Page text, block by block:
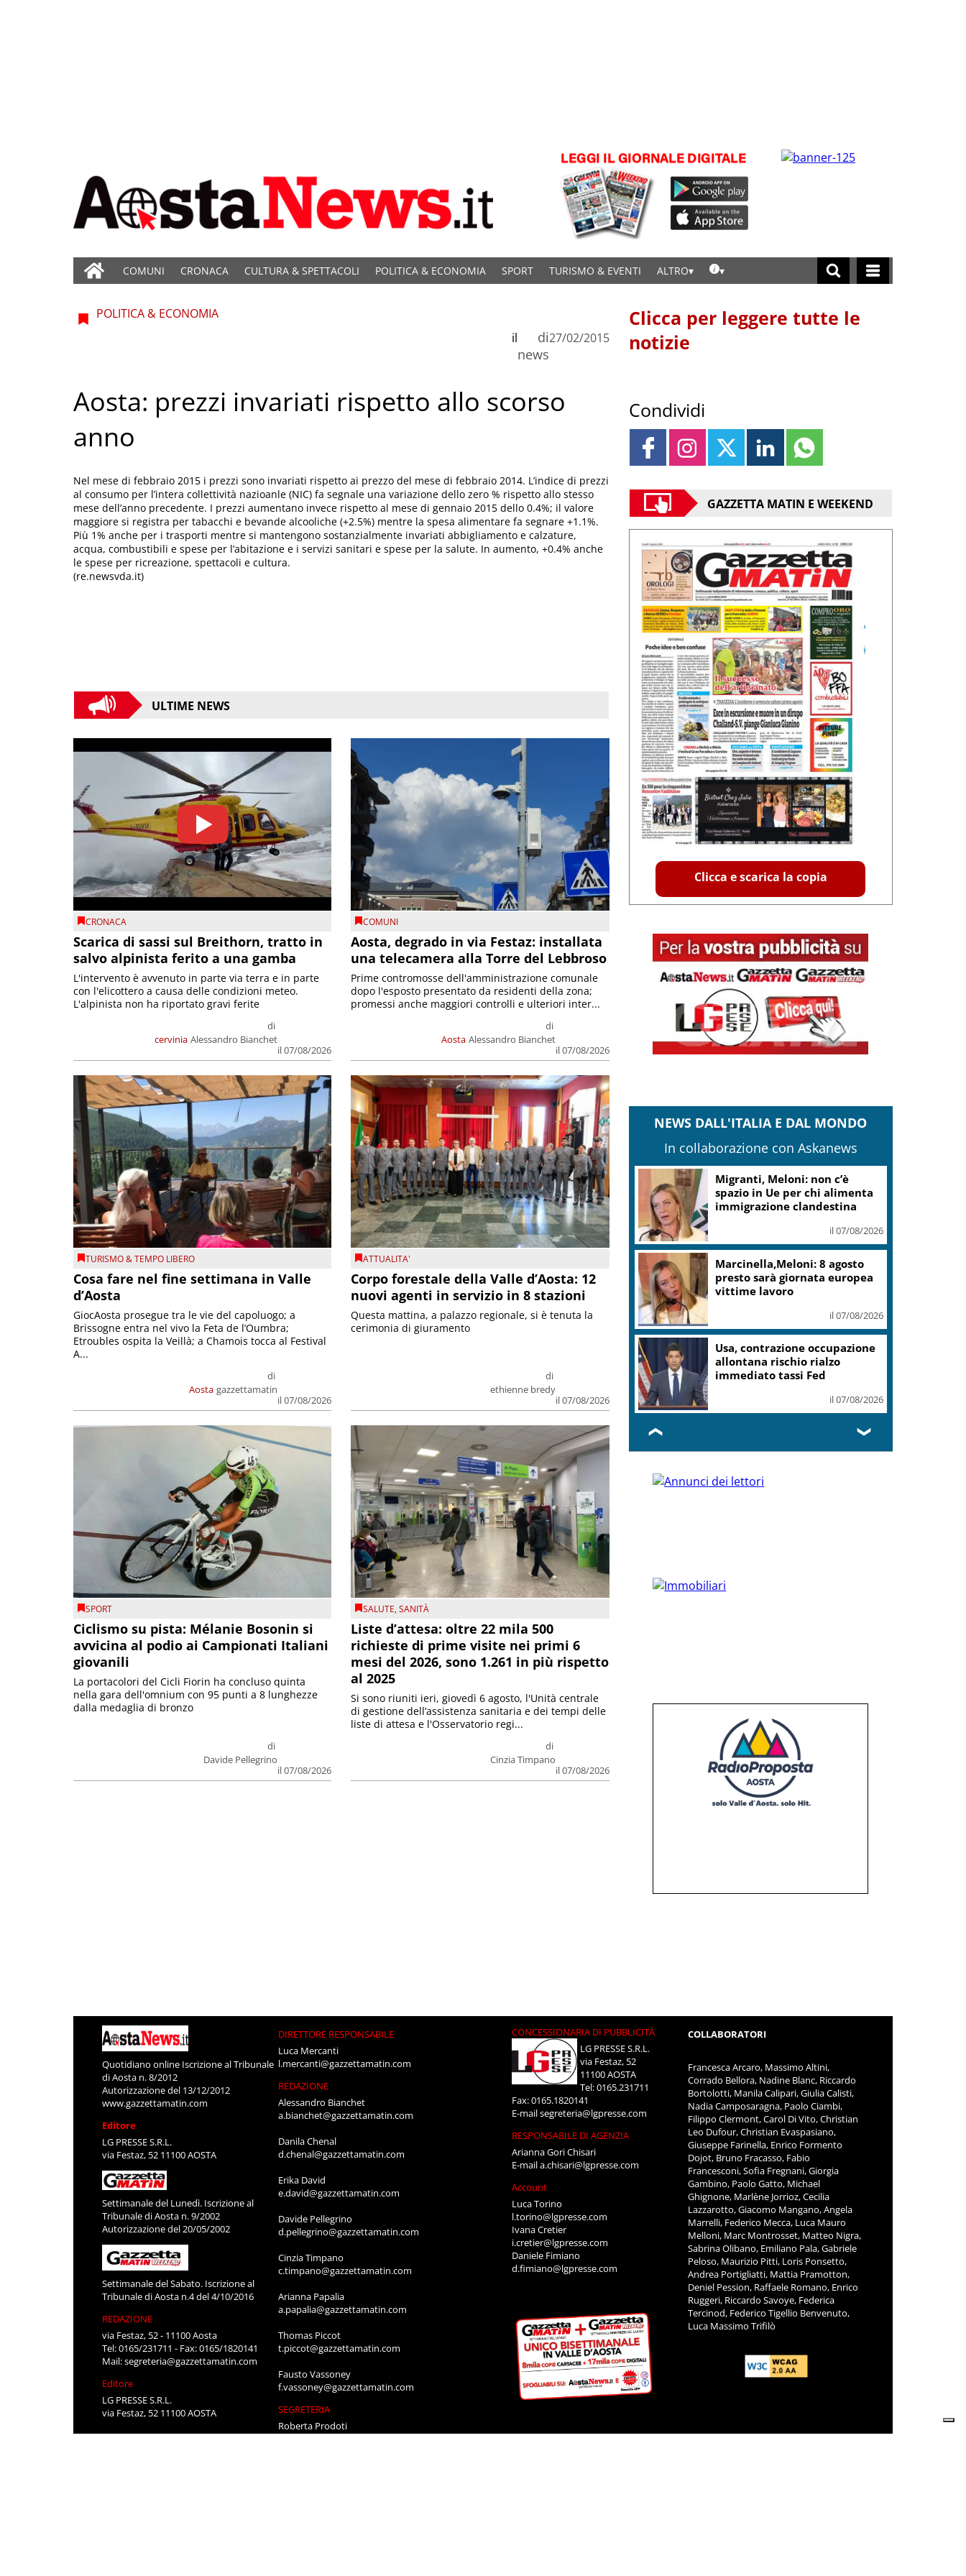
COMUNI CRONACA CULTURA & SPETTACOLI POLITICA & ECONOMIA SPORT TURISMO & EVENTI ALTRO
POLITICA & ECONOMIA
di
news
il 27/02/2015
Aosta: prezzi invariati rispetto allo scorso
anno
Nel mese di febbraio 2015 i prezzi sono invariati rispetto ai prezzo del mese di febbraio 2014. L’indice di prezzi
al consumo per l’intera collettività nazioanle (NIC) fa segnale una variazione dello zero % rispetto allo stesso
mese dell’anno precedente. I prezzi aumentano invece rispetto al mese di gennaio 2015 dello 0.4%; il valore
maggiore si registra per tabacchi e bevande alcooliche (+2.5%) mentre la spesa alimentare fa segnare +1.1%.
Più 1% anche per i trasporti mentre si mantengono sostanzialmente invariati abbigliamento e calzature,
acqua, combustibili e spese per l’abitazione e i servizi sanitari e spese per la salute. In aumento, +0.4% anche
le spese per ricreazione, spettacoli e cultura.
(re.newsvda.it)
ULTIME NEWS
CRONACA
Scarica di sassi sul Breithorn, tratto in
salvo alpinista ferito a una gamba
cervinia
di
Alessandro Bianchet
il 07/08/2026
L'intervento è avvenuto in parte via terra e in parte
con l'elicottero a causa delle condizioni meteo.
L'alpinista non ha riportato gravi ferite
COMUNI
Aosta, degrado in via Festaz: installata
una telecamera alla Torre del Lebbroso
Aosta
di
Alessandro Bianchet
il 07/08/2026
Prime contromosse dell'amministrazione comunale
dopo l'esposto presentato da residenti della zona;
promessi anche maggiori controlli e ulteriori inter...
TURISMO & TEMPO LIBERO
Cosa fare nel fine settimana in Valle
d’Aosta
Aosta
di
gazzettamatin
il 07/08/2026
GiocAosta prosegue tra le vie del capoluogo; a
Brissogne entra nel vivo la Feta de l’Oumbra;
Etroubles ospita la Veillà; a Chamois tocca al Festival
A...
ATTUALITA'
Corpo forestale della Valle d’Aosta: 12
nuovi agenti in servizio in 8 stazioni
di
ethienne bredy
il 07/08/2026
Questa mattina, a palazzo regionale, si è tenuta la
cerimonia di giuramento
SPORT
Ciclismo su pista: Mélanie Bosonin si
avvicina al podio ai Campionati Italiani
giovanili
di
Davide Pellegrino
il 07/08/2026
La portacolori del Cicli Fiorin ha concluso quinta
nella gara dell'omnium con 95 punti a 8 lunghezze
dalla medaglia di bronzo
SALUTE,SANITÀ
Liste d’attesa: oltre 22 mila 500
richieste di prime visite nei primi 6
mesi del 2026, sono 1.261 in più rispetto
al 2025
di
Cinzia Timpano
il 07/08/2026
Si sono riuniti ieri, giovedì 6 agosto, l'Unità centrale
di gestione dell’assistenza sanitaria e dei tempi delle
liste di attesa e l'Osservatorio regi...
Clicca per leggere tutte le
notizie
Condividi
GAZZETTA MATIN E WEEKEND
Clicca e scarica la copia
NEWS DALL'ITALIA E DAL MONDO
In collaborazione con Askanews
Migranti, Meloni: non c’è
spazio in Ue per chi alimenta
immigrazione clandestina
il 07/08/2026
Marcinella,Meloni: 8 agosto
presto sarà giornata europea
vittime lavoro
il 07/08/2026
Usa, contrazione occupazione
allontana rischio rialzo
immediato tassi Fed
il 07/08/2026
❮ ❯
Quotidiano online Iscrizione al Tribunale
di Aosta n. 8/2012
Autorizzazione del 13/12/2012
www.gazzettamatin.com
Editore
LG PRESSE S.R.L.
via Festaz, 52 11100 AOSTA
Settimanale del Lunedì. Iscrizione al
Tribunale di Aosta n. 9/2002
Autorizzazione del 20/05/2002
Settimanale del Sabato. Iscrizione al
Tribunale di Aosta n.4 del 4/10/2016
REDAZIONE
via Festaz, 52 - 11100 Aosta
Tel: 0165/231711 - Fax: 0165/1820141
Mail:segreteria@gazzettamatin.com
Editore
LG PRESSE S.R.L.
via Festaz, 52 11100 AOSTA
DIRETTORE RESPONSABILE
Luca Mercanti
l.mercanti@gazzettamatin.com
REDAZIONE
Alessandro Bianchet
a.bianchet@gazzettamatin.com
Danila Chenal
d.chenal@gazzettamatin.com
Erika David
e.david@gazzettamatin.com
Davide Pellegrino
d.pellegrino@gazzettamatin.com
Cinzia Timpano
c.timpano@gazzettamatin.com
Arianna Papalia
a.papalia@gazzettamatin.com
Thomas Piccot
t.piccot@gazzettamatin.com
Fausto Vassoney
f.vassoney@gazzettamatin.com
SEGRETERIA
Roberta Prodoti
CONCESSIONARIA DI PUBBLICITÀ
LG PRESSE S.R.L.
via Festaz, 52
11100 AOSTA
Tel: 0165.231711
Fax: 0165.1820141
E-mailsegreteria@lgpresse.com
RESPONSABILE DI AGENZIA
Arianna Gori Chisari
E-maila.chisari@lgpresse.com
Account
Luca Torino
l.torino@lgpresse.com
Ivana Cretier
i.cretier@lgpresse.com
Daniele Fimiano
d.fimiano@lgpresse.com
COLLABORATORI
Francesca Arcaro, Massimo Altini,
Corrado Bellora, Nadine Blanc, Riccardo
Bortolotti, Manila Calipari, Giulia Calisti,
Nadia Camposaragna, Paolo Ciambi,
Filippo Clermont, Carol Di Vito, Christian
Leo Dufour, Christian Evaspasiano,
Giuseppe Farinella, Enrico Formento
Dojot, Bruno Fracasso, Fabio
Francesconi, Sofia Fregnani, Giorgia
Gambino, Paolo Gatto, Michael
Ghignone, Marlène Jorrioz, Cecilia
Lazzarotto, Giacomo Mangano, Angela
Marrelli, Federico Mecca, Luca Mauro
Melloni, Marc Montrosset, Matteo Nigra,
Sabrina Olibano, Emiliano Pala, Gabriele
Peloso, Maurizio Pitti, Loris Ponsetto,
Andrea Portigliatti, Mattia Pramotton,
Deniel Pession, Raffaele Romano, Enrico
Ruggeri, Riccardo Savoye, Federica
Tercinod, Federico Tigellio Benvenuto,
Luca Massimo Trifilò